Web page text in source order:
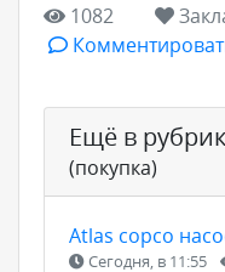
1082
Ещё в
(покупка)
Atlas copco
Сегодня, в 11:55